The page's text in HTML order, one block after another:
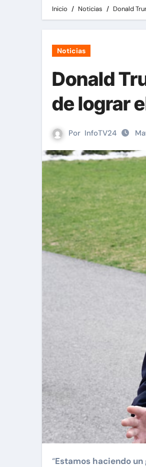
Inicio Noticias Donald
Noticias
Donald
de lograr
Por InfoTV24
“ Estamos haciendo